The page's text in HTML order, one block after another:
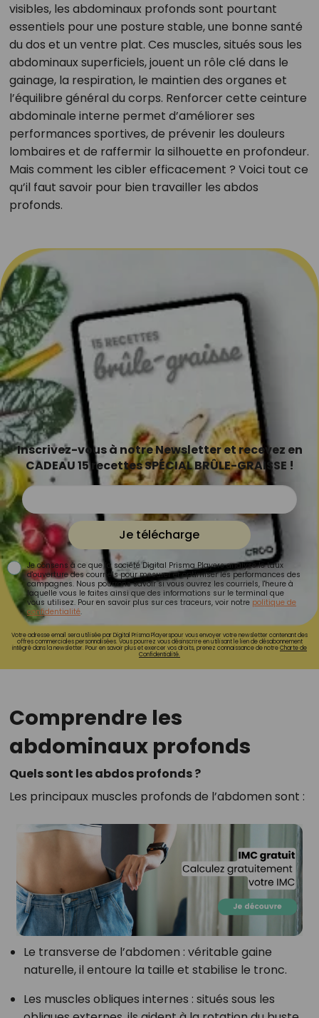
visibles, les abdominaux profonds sont pourtant
essentiels pour une posture stable, une bonne santé
du dos et un ventre plat. Ces muscles, situés sous les
abdominaux superficiels, jouent un rôle clé dans le
gainage, la respiration, le maintien des organes et
l’équilibre général du corps. Renforcer cette ceinture
abdominale interne permet d’améliorer ses
performances sportives, de prévenir les douleurs
lombaires et de raffermir la silhouette en profondeur.
Mais comment les cibler efficacement ? Voici tout ce
qu’il faut savoir pour bien travailler les abdos
profonds.
Inscrivez-vous à notre Newsletter et recevez en
CADEAU 15 recettes SPÉCIAL BRÛLE-GRAISSE !
Je télécharge
Je consens à ce que la société Digital Prisma Players analyse le taux
d'ouverture des courriels pour mesurer et optimiser les performances des
campagnes. Nous pourrons savoir si vous ouvrez les courriels, l'heure à
laquelle vous le faites ainsi que des informations sur le terminal que
vous utilisez. Pour en savoir plus sur ces traceurs, voir notre politique de
confidentialité.
Votre adresse email sera utilisée par Digital Prisma Playerspour vous envoyer votre newsletter contenant des
offres commerciales personnalisées. Vous pourrez vous désinscrire en utilisant le lien de désabonnement
intégré dans la newsletter. Pour en savoir plus et exercer vos droits, prenez connaissance de notreCharte de
Confidentialité.
Comprendre les
abdominaux profonds
Quels sont les abdos profonds ?
Les principaux muscles profonds de l’abdomen sont :
Le transverse de l’abdomen : véritable gaine
naturelle, il entoure la taille et stabilise le tronc.
Les muscles obliques internes : situés sous les